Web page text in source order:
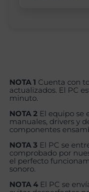
NOTA 1 Cuenta con
actualizados. El PC
minuto.
NOTA 2 El equipo se
manuales, drivers y
componentes
NOTA 3 El PC se
comprobado por
el perfecto
sonoro.
NOTA 4 El PC se